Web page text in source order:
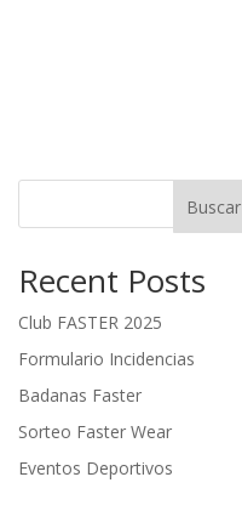
Buscar
Recent Posts
Club FASTER 2025
Formulario Incidencias
Badanas Faster
Sorteo Faster Wear
Eventos Deportivos